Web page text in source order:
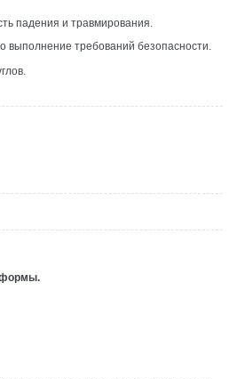
падения и травмирования.
выполнение требований безопасности.
формы.